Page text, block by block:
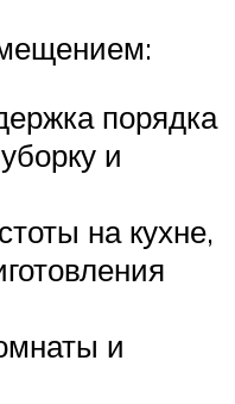
порядка
и
на кухне,
и